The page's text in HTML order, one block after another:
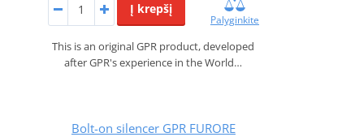
Į krepšį
Palyginkite
This is an original GPR product, developed
after GPR's experience in the World…
Bolt-on silencer GPR FURORE